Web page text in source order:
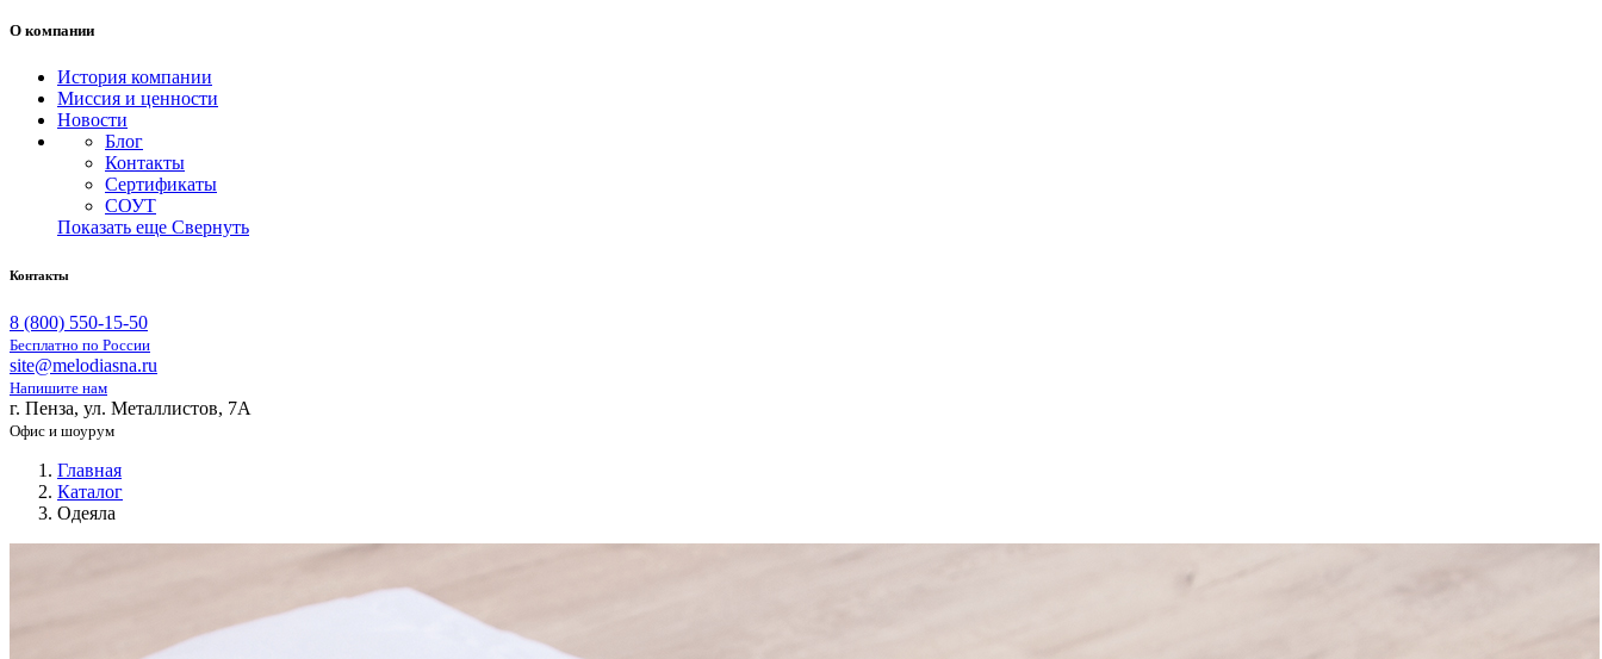
О компании
История компании
Миссия и ценности
Новости
Блог
Контакты
Сертификаты
СОУТ
Показать еще Свернуть
Контакты
8 (800) 550-15-50
Бесплатно по России
site@melodiasna.ru
Напишите нам
г. Пенза, ул. Металлистов, 7А
Офис и шоурум
Главная
Каталог
Одеяла